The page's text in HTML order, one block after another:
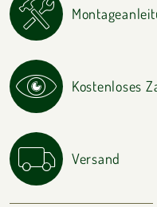
Kostenloses
Versand